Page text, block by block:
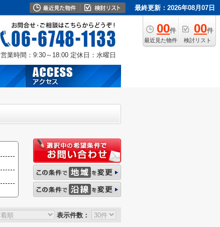
最終更新：2026年08月07日
00件
最近見た物件
00件
検討リスト
営業時間：9:30～18:00 定休日：水曜日
表示件数：